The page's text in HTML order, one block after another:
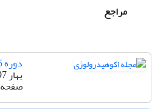
مراجع
دوره 5، شماره 1
بهار 1397
صفحه